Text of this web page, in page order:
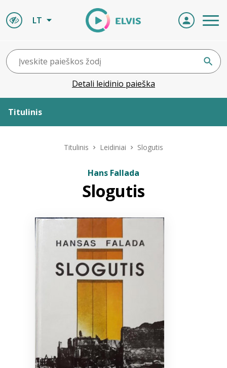
LT
Detali leidinio paieška
Titulinis
Naujienos
+370 667 80 541
info@elvislab.lt
Titulinis Leidiniai Slogutis
Hans Fallada
Slogutis